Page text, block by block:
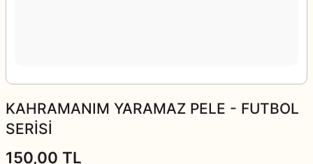
KAHRAMANIM YARAMAZ PELE - FUTBOL
SERİSİ
150,00 TL